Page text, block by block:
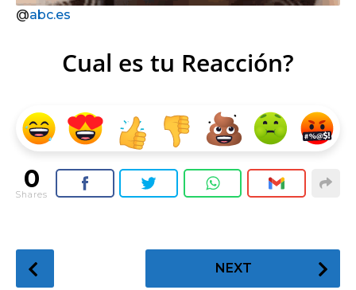
@abc.es
Cual es tu Reacción?
0
Shares
o
NEXT